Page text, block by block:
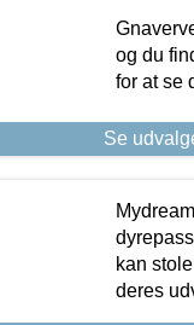
og du
for at se
Se
kan
deres